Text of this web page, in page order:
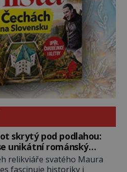
skrytý pod podlahou:
unikátní románský
dostal do zapadlého
relikviáře svatého Maura
fascinuje historiky i